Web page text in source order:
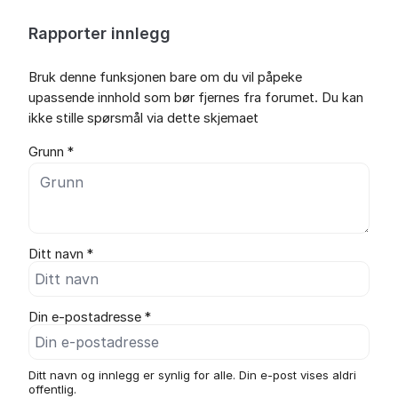
Rapporter innlegg
Bruk denne funksjonen bare om du vil påpeke
upassende innhold som bør fjernes fra forumet. Du kan
ikke stille spørsmål via dette skjemaet
Grunn *
Ditt navn *
Din e-postadresse *
Ditt navn og innlegg er synlig for alle. Din e-post vises aldri
offentlig.